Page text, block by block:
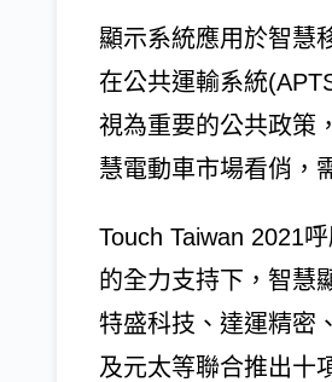
顯示系統應用於智慧
在公共運輸系統
視為重要的公共政策
慧電動車市場看俏，
Touch Taiwan 2021
的全力支持下，智慧
特盛科技、達運精密
及元太等聯合推出十